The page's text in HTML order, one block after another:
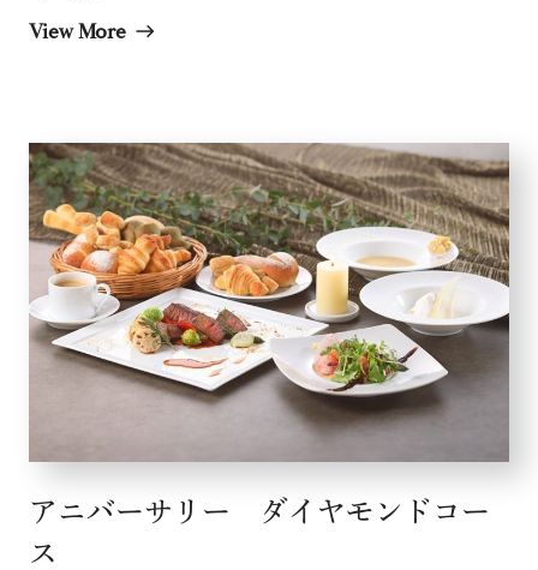
View More east
アニバーサリー ダイヤモンドコー
ス